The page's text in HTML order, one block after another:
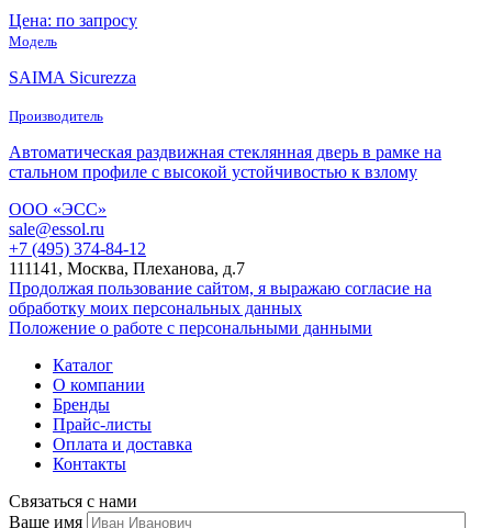
Цена: по запросу
Модель
SAIMA Sicurezza
Производитель
Автоматическая раздвижная стеклянная дверь в рамке на
стальном профиле с высокой устойчивостью к взлому
ООО «ЭСС»
sale@essol.ru
+7 (495) 374-84-12
111141, Москва, Плеханова, д.7
Продолжая пользование сайтом, я выражаю согласие на
обработку моих персональных данных
Положение о работе с персональными данными
Каталог
О компании
Бренды
Прайс-листы
Оплата и доставка
Контакты
Связаться с нами
Ваше имя